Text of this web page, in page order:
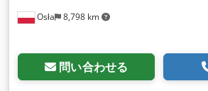
Osła 8,798 km
問い合わせる